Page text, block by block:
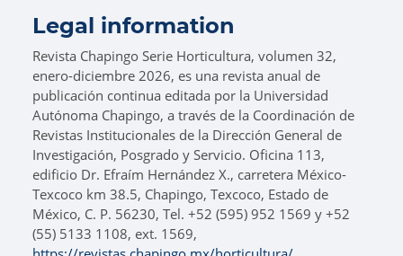
Legal information
Revista Chapingo Serie Horticultura, volumen 32,
enero-diciembre 2026, es una revista anual de
publicación continua editada por la Universidad
Autónoma Chapingo, a través de la Coordinación de
Revistas Institucionales de la Dirección General de
Investigación, Posgrado y Servicio. Oficina 113,
edificio Dr. Efraím Hernández X., carretera México-
Texcoco km 38.5, Chapingo, Texcoco, Estado de
México, C. P. 56230, Tel. +52 (595) 952 1569 y +52
(55) 5133 1108, ext. 1569,